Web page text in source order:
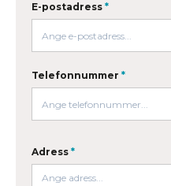
E-postadress *
Telefonnummer *
Adress *